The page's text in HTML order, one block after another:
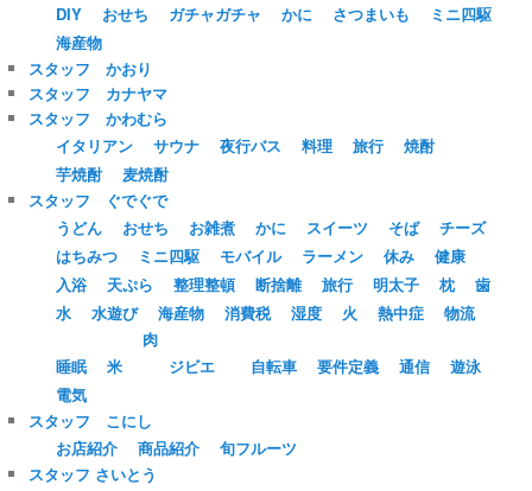
DIY
おせち ガチャガチャ かに さつまいも
ミニ四駆
海産物
スタッフ かおり
スタッフ カナヤマ
スタッフ かわむら
イタリアン
サウナ 夜行バス 料理 旅行
焼酎
芋焼酎
麦焼酎
スタッフ ぐでぐで
うどん
おせち お雑煮 かに スイーツ そば
チーズ
はちみつ
ミニ四駆 モバイル ラーメン 休み
健康
入浴
天ぷら 整理整頓 断捨離 旅行 明太子 枕
歯
水
水遊び 海産物 消費税 湿度 火 熱中症 物流
睡眠 米
肉
ジビエ
自転車 要件定義 通信
遊泳
電気
スタッフ こにし
お店紹介
商品紹介
旬フルーツ
スタッフ さいとう